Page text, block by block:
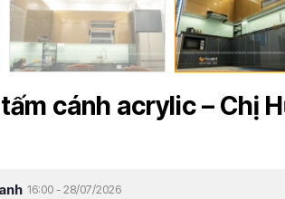
cánh acrylic – Chị
16:00 - 28/07/2026